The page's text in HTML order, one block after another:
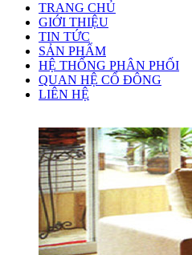
TRANG CHỦ
GIỚI THIỆU
TIN TỨC
SẢN PHẨM
HỆ THỐNG PHÂN PHỐI
QUAN HỆ CỔ ĐÔNG
LIÊN HỆ